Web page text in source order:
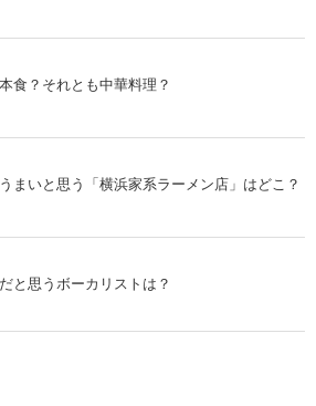
食？それとも中華料理？
まいと思う「横浜家系ラーメン店」はどこ？
と思うボーカリストは？